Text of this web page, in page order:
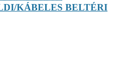
KÁBELES BELTÉRI